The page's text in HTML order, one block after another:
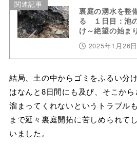
関連記事
裏庭の湧水を整
る １日目：池
け～絶望の始ま
2025年1月26日
結局、土の中からゴミをふるい分
はなんと8日間にも及び、そこか
溜まってくれないというトラブル
まで延々裏庭開拓に苦しめられて
いました。